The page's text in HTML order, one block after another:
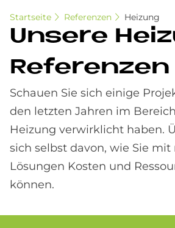
Startseite Referenzen Heizung
Un­se­re
Re­fe­ren­zen
Schauen Sie sich einige
den letzten Jahren im
Heizung verwirklicht haben.
sich selbst davon, wie Sie
Lösungen Kosten und
können.